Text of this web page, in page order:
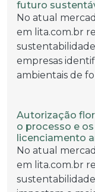
futuro
No atual
em lita.com.br
empresas
ambientais de
Autorização
o processo e
licenciamento
No atual
em lita.com.br